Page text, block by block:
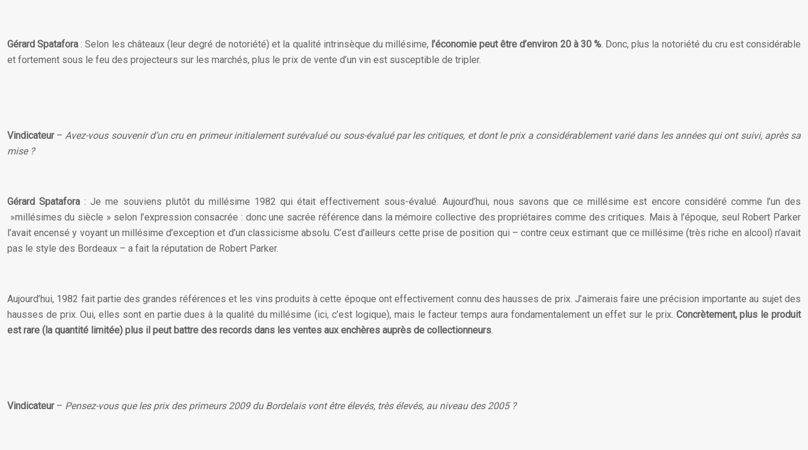
Gérard Spatafora: Selon les châteaux (leur degré de notoriété) et la qualité intrinsèque du millésime, l’économie peut être d’environ 20 à 30 %. Donc, plus la notoriété du cru est considérable
et fortement sous le feu des projecteurs sur les marchés, plus le prix de vente d’un vin est susceptible de tripler.
Vindicateur–Avez-vous souvenir d’un cru en primeur initialement surévalué ou sous-évalué par les critiques, et dont le prix a considérablement varié dans les années qui ont suivi, après sa
mise ?
Gérard Spatafora: Je me souviens plutôt du millésime 1982 qui était effectivement sous-évalué. Aujourd’hui, nous savons que ce millésime est encore considéré comme l’un des
»millésimes du siècle » selon l’expression consacrée : donc une sacrée référence dans la mémoire collective des propriétaires comme des critiques. Mais à l’époque, seul Robert Parker
l’avait encensé y voyant un millésime d’exception et d’un classicisme absolu. C’est d’ailleurs cette prise de position qui – contre ceux estimant que ce millésime (très riche en alcool) n’avait
pas le style des Bordeaux – a fait la réputation de Robert Parker.
Aujourd’hui, 1982 fait partie des grandes références et les vins produits à cette époque ont effectivement connu des hausses de prix. J’aimerais faire une précision importante au sujet des
hausses de prix. Oui, elles sont en partie dues à la qualité du millésime (ici, c’est logique), mais le facteur temps aura fondamentalement un effet sur le prix. Concrètement, plus le produit
est rare (la quantité limitée) plus il peut battre des records dans les ventes aux enchères auprès de collectionneurs.
Vindicateur– Pensez-vous que les prix des primeurs 2009 du Bordelais vont être élevés, très élevés, au niveau des 2005 ?